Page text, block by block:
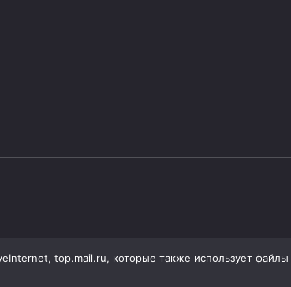
top.mail.ru, которые также использует